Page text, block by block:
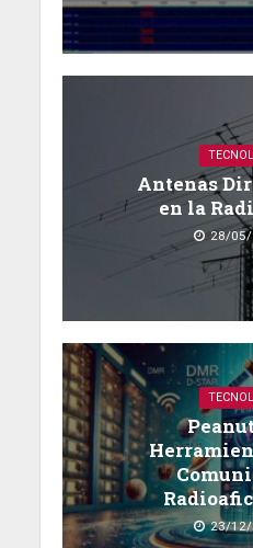
Antenas
en la
28/
23/